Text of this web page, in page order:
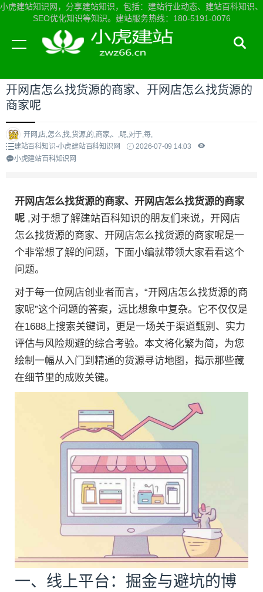
小虎建站知识网，分享建站知识，包括：建站行业动态、建站百科知识、
SEO优化知识等知识。建站服务热线：180-5191-0076
当前位置：小虎建站知识网首页>建站百科知识
开网店怎么找货源的商家、开网店怎么找货源的
商家呢
开网,店,怎么,找,货源,的,商家,、,呢,对于,每,
建站百科知识-小虎建站百科知识网
2026-07-09 14:03
小虎建站百科知识网
开网店怎么找货源的商家、开网店怎么找货源的商家
呢 ,对于想了解建站百科知识的朋友们来说，开网店
怎么找货源的商家、开网店怎么找货源的商家呢是一
个非常想了解的问题，下面小编就带领大家看看这个
问题。
对于每一位网店创业者而言，“开网店怎么找货源的商
家呢”这个问题的答案，远比想象中复杂。它不仅仅是
在1688上搜索关键词，更是一场关于渠道甄别、实力
评估与风险规避的综合考验。本文将化繁为简，为您
绘制一幅从入门到精通的货源寻访地图，揭示那些藏
在细节里的成败关键。
一、线上平台：掘金与避坑的博